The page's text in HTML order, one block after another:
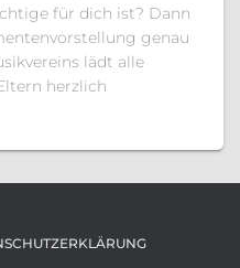
für dich ist? Dann
genau
lädt alle
herzlich